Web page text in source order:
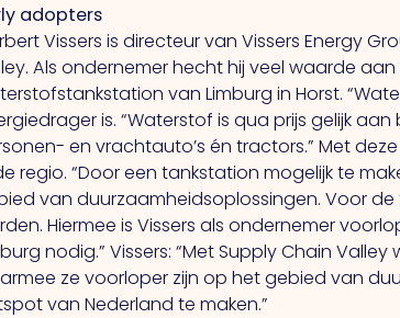
adopters
Vissers is directeur van Vissers Energy
Alsondernemer hecht hij veel waarde
van Limburg in Horst.
is. “Waterstof is qua prijs gelijk
en vrachtauto’s én tractors.” Met
regio. “Door een tankstation mogelijk te
van duurzaamheidsoplossingen. Voor
Hiermee is Vissers als ondernemer
nodig.” Vissers: “Met Supply Chain
ze voorloper zijn op het gebied van
van Nederland te maken.”